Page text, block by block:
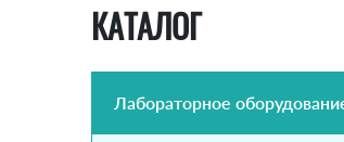
КАТАЛОГ
Лабораторное